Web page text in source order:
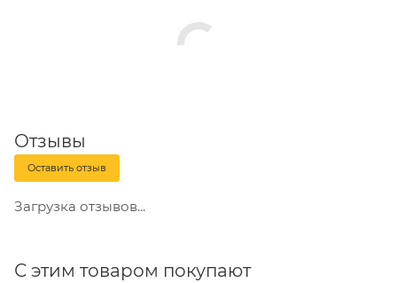
Отзывы
Оставить отзыв
Загрузка отзывов...
С этим товаром покупают